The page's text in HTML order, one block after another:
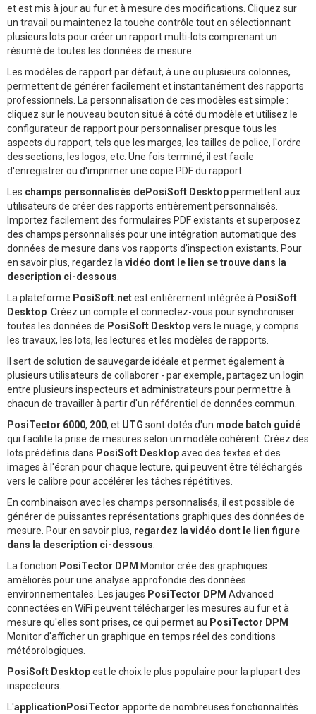
et est mis à jour au fur et à mesure des modifications. Cliquez sur
un travail ou maintenez la touche contrôle tout en sélectionnant
plusieurs lots pour créer un rapport multi-lots comprenant un
résumé de toutes les données de mesure.
Les modèles de rapport par défaut, à une ou plusieurs colonnes,
permettent de générer facilement et instantanément des rapports
professionnels. La personnalisation de ces modèles est simple :
cliquez sur le nouveau bouton situé à côté du modèle et utilisez le
configurateur de rapport pour personnaliser presque tous les
aspects du rapport, tels que les marges, les tailles de police, l'ordre
des sections, les logos, etc. Une fois terminé, il est facile
d'enregistrer ou d'imprimer une copie PDF du rapport.
Les champs personnalisés dePosiSoft Desktoppermettent aux
utilisateurs de créer des rapports entièrement personnalisés.
Importez facilement des formulaires PDF existants et superposez
des champs personnalisés pour une intégration automatique des
données de mesure dans vos rapports d'inspection existants. Pour
en savoir plus, regardez la vidéo dont le lien se trouve dans la
description ci-dessous
La plateforme PosiSoft.netest entièrement intégrée à PosiSoft
Desktop . Créez un compte et connectez-vous pour synchroniser
toutes les données de PosiSoft Desktopvers le nuage, y compris
les travaux, les lots, les lectures et les modèles de rapports.
Il sert de solution de sauvegarde idéale et permet également à
plusieurs utilisateurs de collaborer - par exemple, partagez un login
entre plusieurs inspecteurs et administrateurs pour permettre à
chacun de travailler à partir d'un référentiel de données commun.
PosiTector 6000, 200, et UTG sont dotés d'un mode batch guidé
qui facilite la prise de mesures selon un modèle cohérent. Créez des
lots prédéfinis dans PosiSoft Desktopavec des textes et des
images à l'écran pour chaque lecture, qui peuvent être téléchargés
vers le calibre pour accélérer les tâches répétitives.
En combinaison avec les champs personnalisés, il est possible de
générer de puissantes représentations graphiques des données de
mesure. Pour en savoir plus, regardez la vidéo dont le lien figure
dans la description ci-dessous
La fonction PosiTector DPM Monitor crée des graphiques
améliorés pour une analyse approfondie des données
environnementales. Les jauges PosiTector DPM Advanced
connectées en WiFi peuvent télécharger les mesures au fur et à
mesure qu'elles sont prises, ce qui permet au PosiTector DPM
Monitor d'afficher un graphique en temps réel des conditions
météorologiques.
PosiSoft Desktopest le choix le plus populaire pour la plupart des
inspecteurs.
L'applicationPosiTector apporte de nombreuses fonctionnalités